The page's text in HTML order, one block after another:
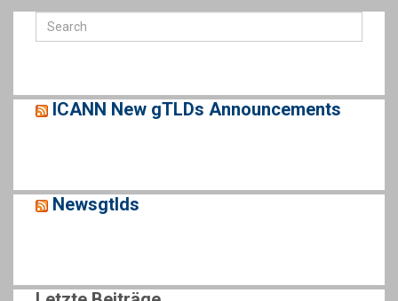
ICANN New gTLDs Announcements
Newsgtlds